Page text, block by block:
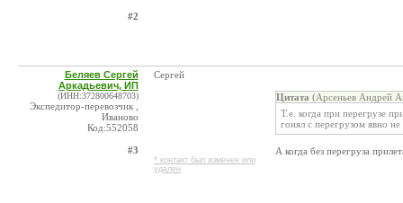
#2
Беляев Сергей
Аркадьевич, ИП
(ИНН:372800648703)
Экспедитор-перевозчик ,
Иваново
Код:552058
#3
Сергей
* контакт был изменен или
удален
Цитата (Арсеньев Андрей
Т.е. когда при перегрузе
гонял с перегрузом явно
А когда без перегруза